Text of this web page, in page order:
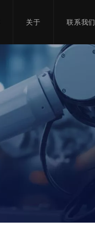
关于 联系我们